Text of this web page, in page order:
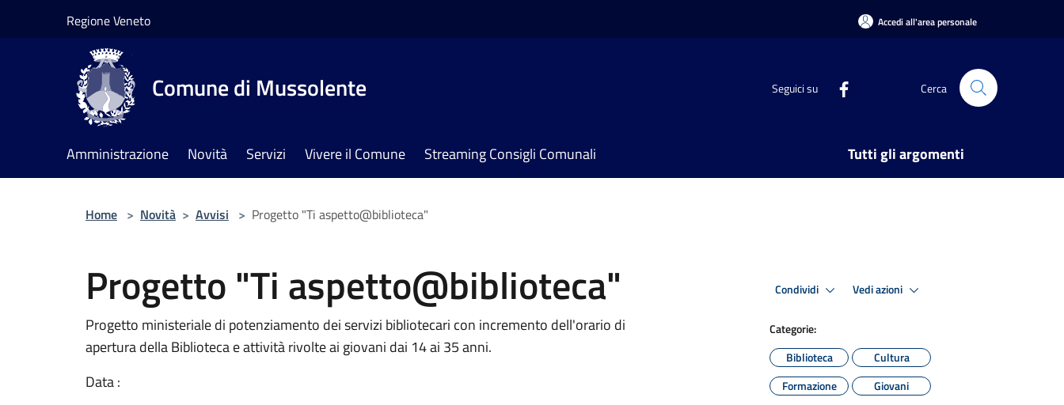
Regione Veneto Accedi all'area personale
Comune di Mussolente Seguici su Cerca
Amministrazione Novità Servizi Vivere il Comune Streaming Consigli Comunali Tutti gli argomenti
Home > Novità > Avvisi > Progetto "Ti aspetto@biblioteca"
Progetto "Ti aspetto@biblioteca"
Progetto ministeriale di potenziamento dei servizi bibliotecari con incremento dell'orario di
apertura della Biblioteca e attività rivolte ai giovani dai 14 ai 35 anni.
Data :
Condividi Vedi azioni
Categorie:
Biblioteca
Cultura
Formazione
Giovani